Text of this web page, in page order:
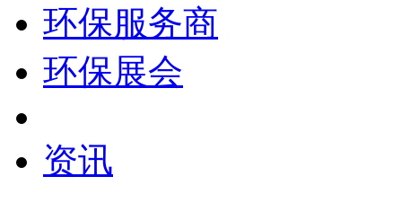
环保服务商
环保展会
资讯